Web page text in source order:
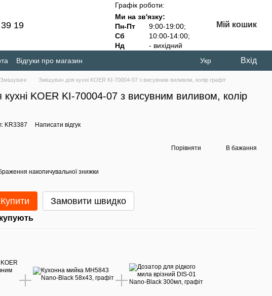
19
Графік роботи:
Ми на зв'язку:
Пн-Пт
9:00-19:00;
Сб
10:00-14:00;
Нд
- вихідний
Мій кошик
Відгуки про магазин
Укр Вхід
Змішувачі Змішувач для кухні KOER KI-70004-07 з висувним виливом, колір графіт
KOER KI-70004-07 з висувним виливом, колір
KR3387 Написати відгук
Порівняти В бажання
накопичувальної знижки
Купити Замовити швидко